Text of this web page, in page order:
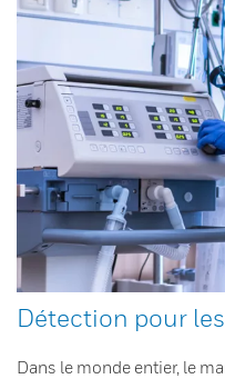
Détection pour
Dans le monde entier, le